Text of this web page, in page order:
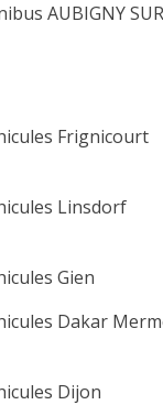
Frignicourt
Linsdorf
Gien
Dakar
Dijon
AUBIGNY